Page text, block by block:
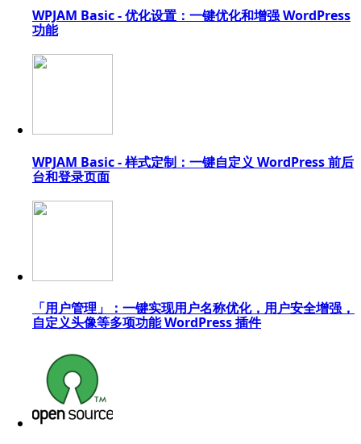
WPJAM Basic - 优化设置：一键优化和增强 WordPress
功能
WPJAM Basic - 样式定制：一键自定义 WordPress 前后
台和登录页面
「用户管理」：一键实现用户名称优化，用户安全增强，
自定义头像等多项功能 WordPress 插件